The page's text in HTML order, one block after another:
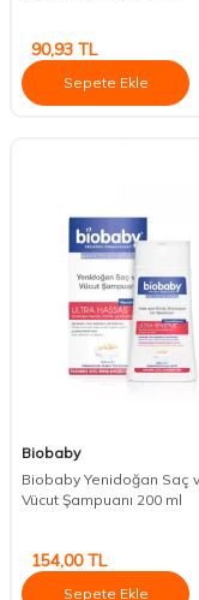
90,93 TL
Sepete Ekle
Biobaby
Biobaby Yenidoğan Saç
Vücut Şampuanı 200 ml
154,00TL
Sepete Ekle